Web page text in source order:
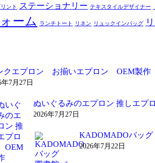
ント ステーショナリー テキスタイルデザイナー
ーム ランチトート リネン リュックインバッグ
クエプロン お揃いエプロン OEM製作
年7月27日
ぬいぐるみのエプロン 推しエプ
2026年7月27日
KADOMADOバッ
2026年7月22日